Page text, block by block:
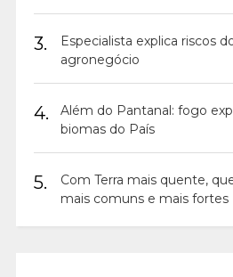
3.
Especialista explica riscos
agronegócio
4.
Além do Pantanal: fogo
biomas do País
5.
Com Terra mais quente,
mais comuns e mais fortes